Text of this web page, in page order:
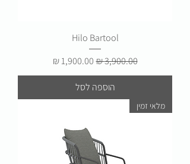
Hilo Bartool
מחיר רגיל‏3,900.00 ‏₪ מחיר מבצע
הוספה לסל
מלאי זמין